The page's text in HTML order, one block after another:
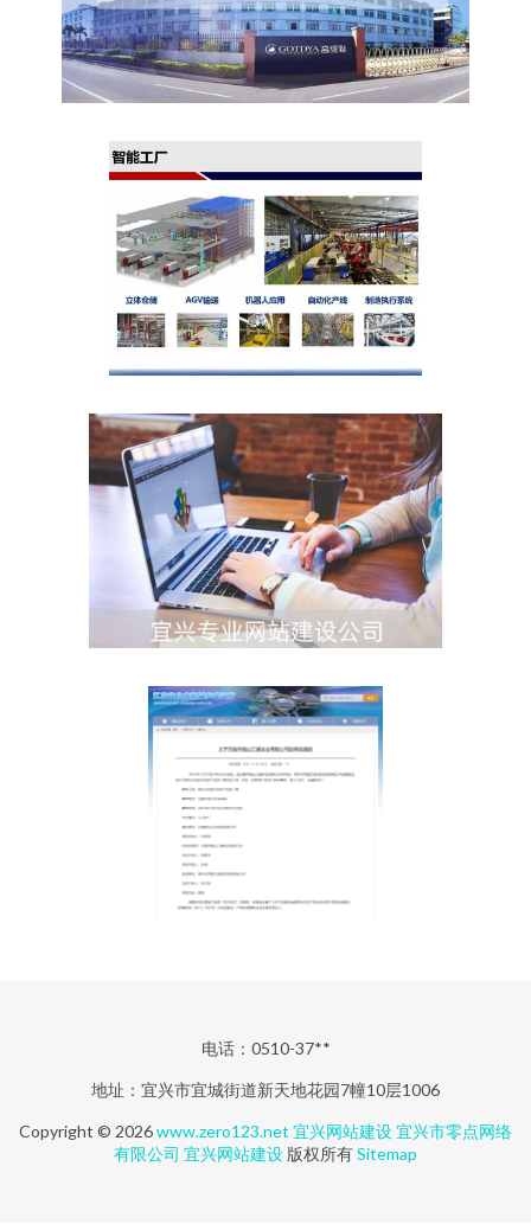
电话：0510-37**
地址：宜兴市宜城街道新天地花园7幢10层1006
Copyright © 2026www.zero123.net 宜兴网站建设宜兴市零点网络
有限公司 宜兴网站建设 版权所有Sitemap